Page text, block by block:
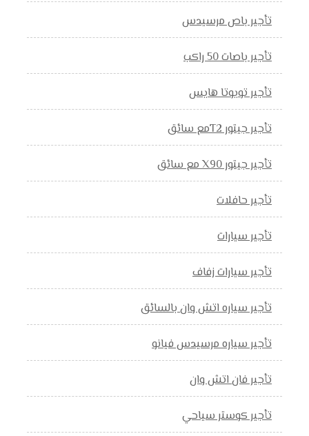
تأجير باص مرسيدس
تأجير باصات 50 راكب
تأجير تويوتا هايس
تأجير جيتور T2مع سائق
تأجير جيتور X90 مع سائق
تأجير حافلات
تأجير سيارات
تأجير سيارات زفاف
تأجير سياره اتش وان بالسائق
تأجير سياره مرسيدس فيانو
تأجير فان اتش وان
تأجير كوستر سياحي